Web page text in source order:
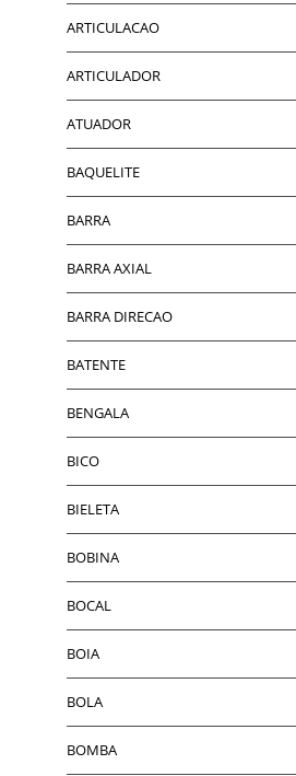
ARTICULACAO
ARTICULADOR
ATUADOR
BAQUELITE
BARRA
BARRA AXIAL
BARRA DIRECAO
BATENTE
BENGALA
BICO
BIELETA
BOBINA
BOCAL
BOIA
BOLA
BOMBA